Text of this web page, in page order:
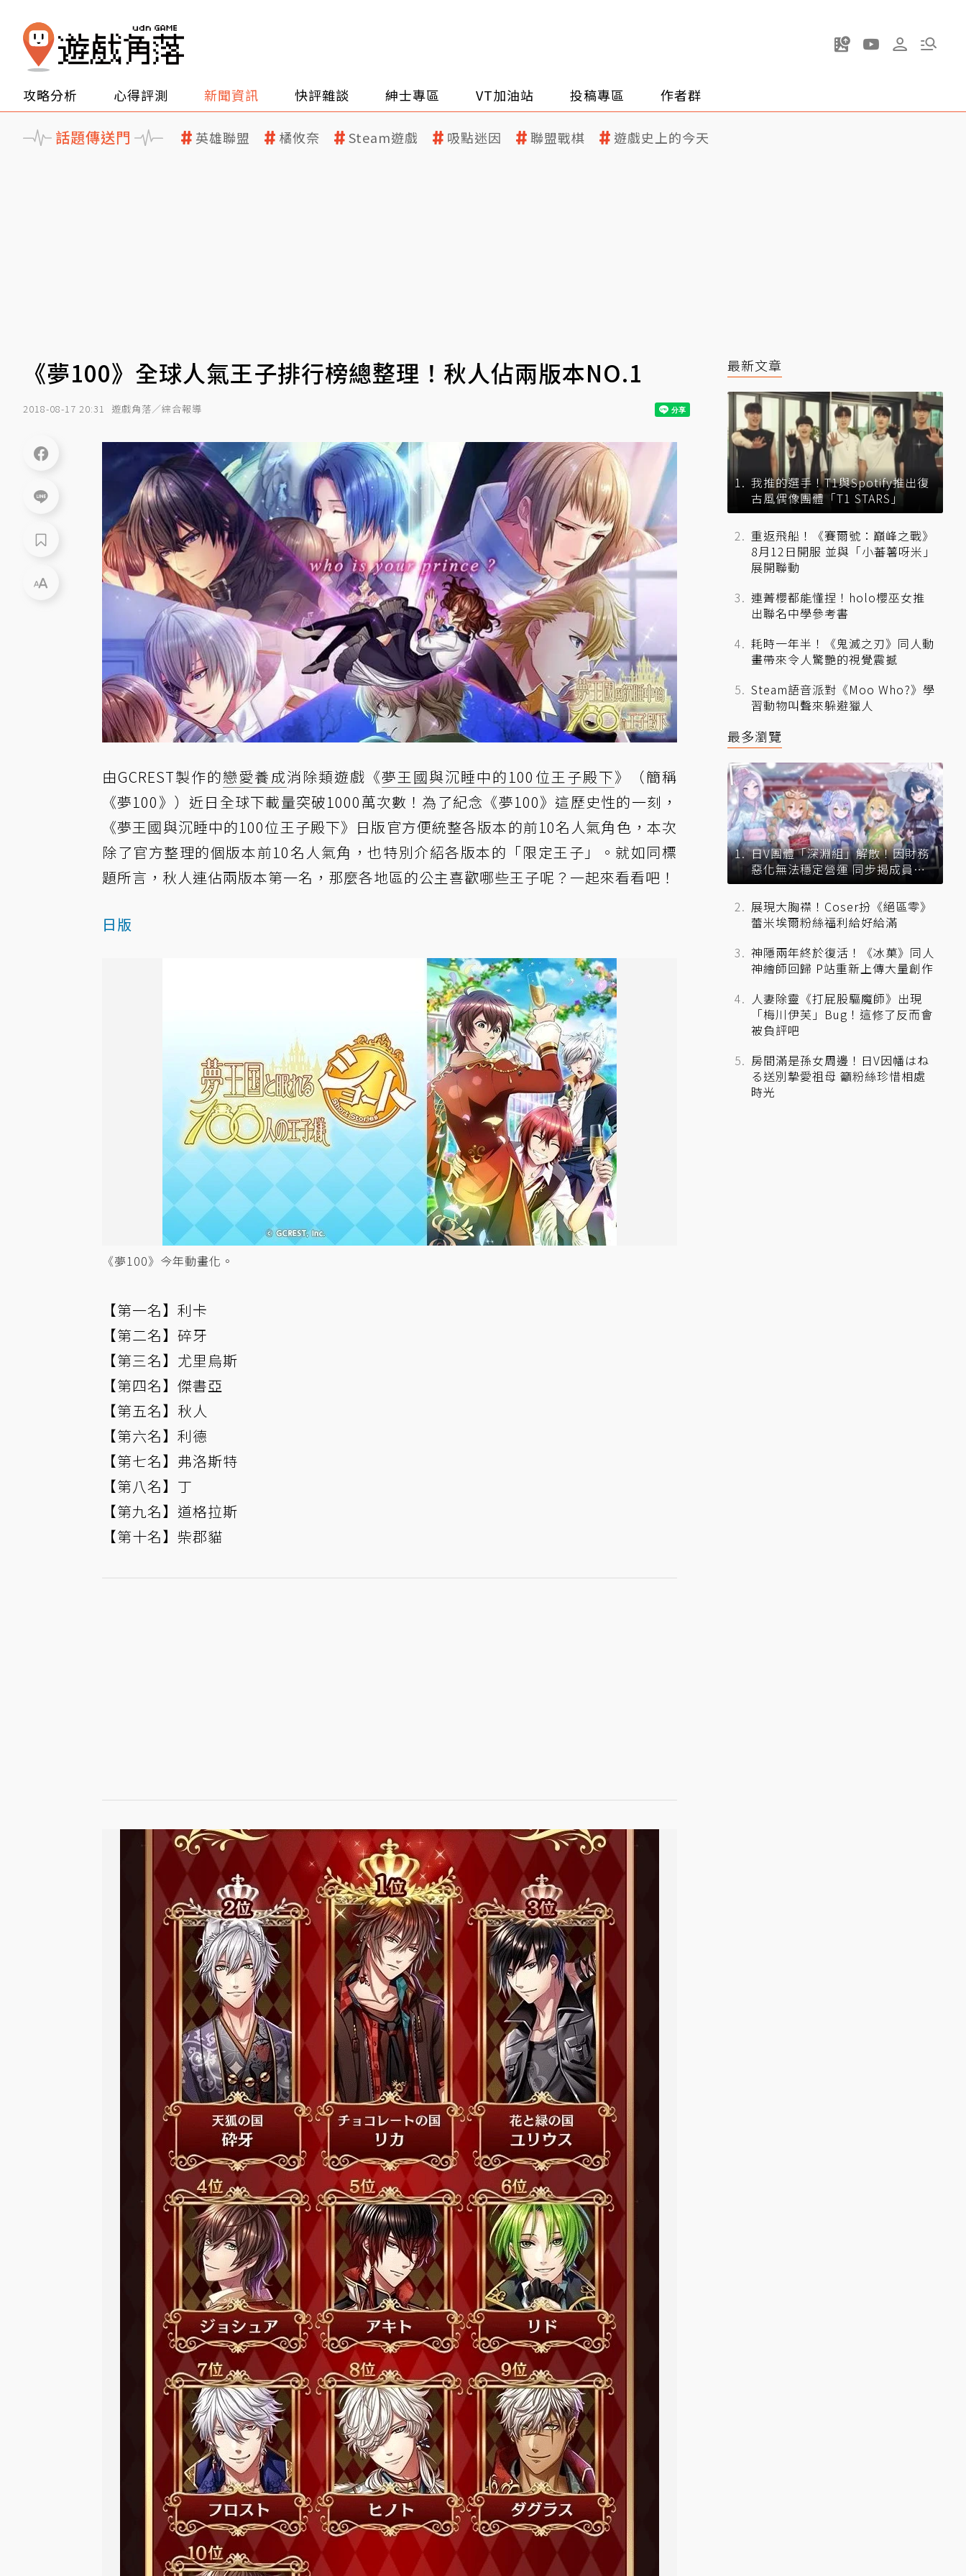
攻略分析 心得評測 新聞資訊 快評雜談 紳士專區 VT加油站 投稿專區 作者群
話題傳送門 英雄聯盟 橘攸奈 Steam遊戲 吸點迷因 聯盟戰棋 遊戲史上的今天
《夢100》全球人氣王子排行榜總整理！秋人佔兩版本NO.1
2018-08-17 20:31 遊戲角落／綜合報導
由GCREST製作的戀愛養成消除類遊戲《夢王國與沉睡中的100位王子殿下》（簡稱
《夢100》）近日全球下載量突破1000萬次數！為了紀念《夢100》這歷史性的一刻，
《夢王國與沉睡中的100位王子殿下》 日版官方便統整各版本的前10名人氣角色 ，本次
除了官方整理的個版本前10名人氣角，也特別介紹各版本的「限定王子」。就如同標
題所言，秋人連佔兩版本第一名，那麼各地區的公主喜歡哪些王子呢？一起來看看吧！
日版
《夢100》今年動畫化。
【第一名】利卡
【第二名】碎牙
【第三名】尤里烏斯
【第四名】傑書亞
【第五名】秋人
【第六名】利德
【第七名】弗洛斯特
【第八名】丁
【第九名】道格拉斯
【第十名】柴郡貓
最新文章
我推的選手！T1與Spotify推出復
古風偶像團體「T1 STARS」
重返飛船！《賽爾號：巔峰之戰》
8月12日開服 並與「小蕃薯呀米」
展開聯動
連菁櫻都能懂捏！holo櫻巫女推
出聯名中學參考書
耗時一年半！《鬼滅之刃》同人動
畫帶來令人驚艷的視覺震撼
Steam語音派對《Moo Who?》學
習動物叫聲來躲避獵人
最多瀏覽
日V團體「深淵組」解散！因財務
惡化無法穩定營運 同步揭成員未
來去向
展現大胸襟！Coser扮《絕區零》
蕾米埃爾粉絲福利給好給滿
神隱兩年終於復活！《冰菓》同人
神繪師回歸 P站重新上傳大量創作
人妻除靈《打屁股驅魔師》出現
「梅川伊芙」Bug！這修了反而會
被負評吧
房間滿是孫女周邊！日V因幡はね
る送別摯愛祖母 籲粉絲珍惜相處
時光